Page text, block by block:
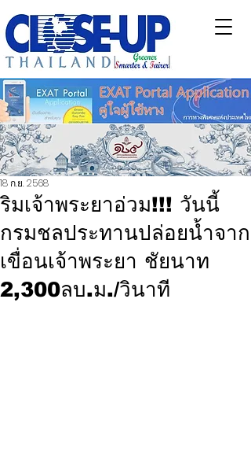
ริมเจ้าพระยาอ่วม!!! วันนี้
กรมชลประทานปล่อยน้ำจาก
เขื่อนเจ้าพระยา ชัยนาท
2,300ลบ.ม./วินาที
18 ก.ย. 2568